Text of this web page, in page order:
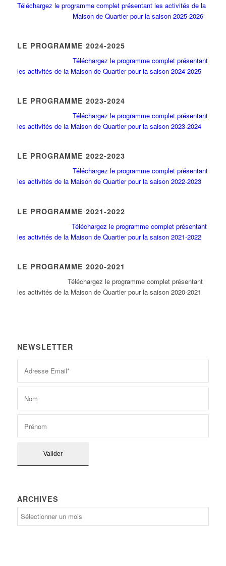
Téléchargez le programme complet présentant les activités de la
Maison de Quartier pour la saison 2025-2026
LE PROGRAMME 2024-2025
Téléchargez le programme complet présentant
les activités de la Maison de Quartier pour la saison 2024-2025
LE PROGRAMME 2023-2024
Téléchargez le programme complet présentant
les activités de la Maison de Quartier pour la saison 2023-2024
LE PROGRAMME 2022-2023
Téléchargez le programme complet présentant
les activités de la Maison de Quartier pour la saison 2022-2023
LE PROGRAMME 2021-2022
Téléchargez le programme complet présentant
les activités de la Maison de Quartier pour la saison 2021-2022
LE PROGRAMME 2020-2021
Téléchargez le programme complet présentant
les activités de la Maison de Quartier pour la saison 2020-2021
NEWSLETTER
ARCHIVES